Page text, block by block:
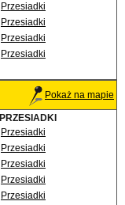
Przesiadki
Przesiadki
Przesiadki
Przesiadki
Pokaż na mapie
PRZESIADKI
Przesiadki
Przesiadki
Przesiadki
Przesiadki
Przesiadki